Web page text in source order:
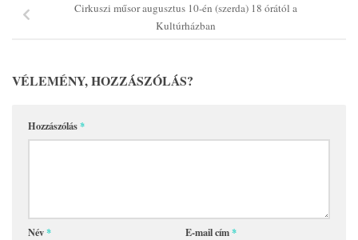
Cirkuszi műsor augusztus 10-én (szerda) 18 órától a
Kultúrházban
VÉLEMÉNY, HOZZÁSZÓLÁS?
Hozzászólás*
Név* E-mail cím*